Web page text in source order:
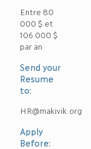
Entre 80
000 $ et
106 000 $
par an
Send your
Resume
to:
HR@makivik.org
Apply
Before: